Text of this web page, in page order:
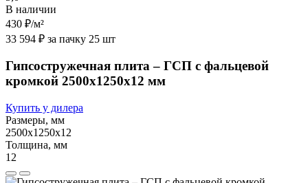
В наличии
430 ₽/м²
33 594 ₽ за пачку 25 шт
Гипсостружечная плита – ГСП с фальцевой
кромкой 2500х1250х12 мм
Купить у дилера
Размеры, мм
2500х1250х12
Толщина, мм
12